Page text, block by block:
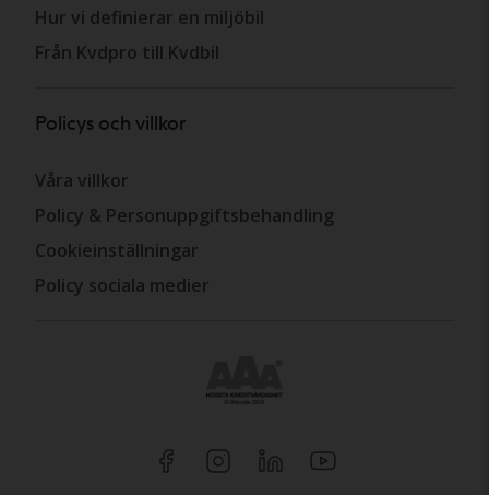
Hur vi definierar en miljöbil
Från Kvdpro till Kvdbil
Policys och villkor
Våra villkor
Policy & Personuppgiftsbehandling
Cookieinställningar
Policy sociala medier